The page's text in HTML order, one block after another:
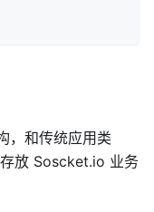
，和传统应用类
放 Soscket.io 业务